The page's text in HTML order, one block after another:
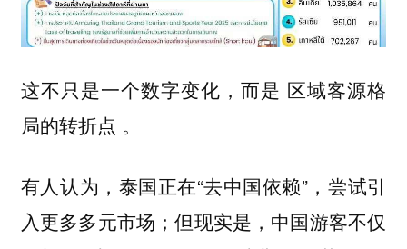
这不只是一个数字变化，而是 区域客源格
局的转折点 。
有人认为，泰国正在“去中国依赖”，尝试引
入更多多元市场；但现实是，中国游客不仅